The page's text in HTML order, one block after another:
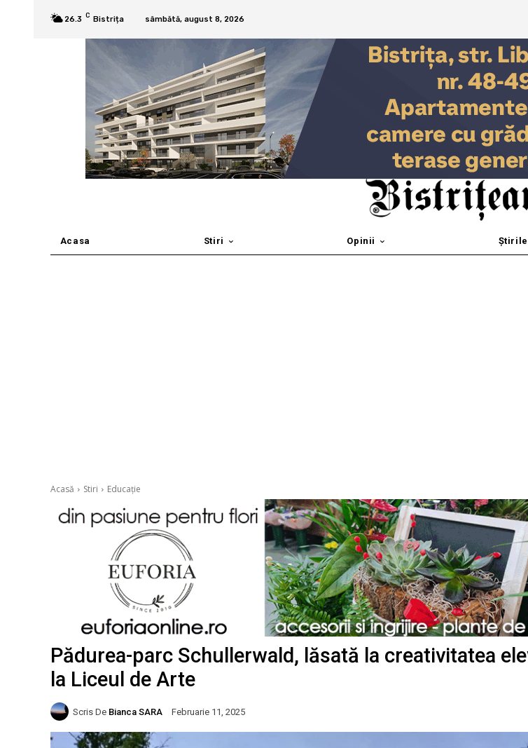
26.3 C Bistrița sâmbătă, august 8, 2026
Acasa Stiri Opinii Știrile
Acasă Stiri Educație
Pădurea-parc Schullerwald, lăsată la creativitatea
la Liceul de Arte
Scris De Bianca SARA Februarie 11, 2025